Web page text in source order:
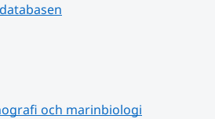
och marinbiologi